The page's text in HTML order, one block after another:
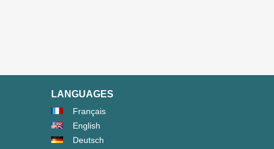
LANGUAGES
Français
English
Deutsch